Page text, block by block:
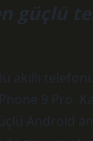
güçlü
akıllı
9 Pro,
Android